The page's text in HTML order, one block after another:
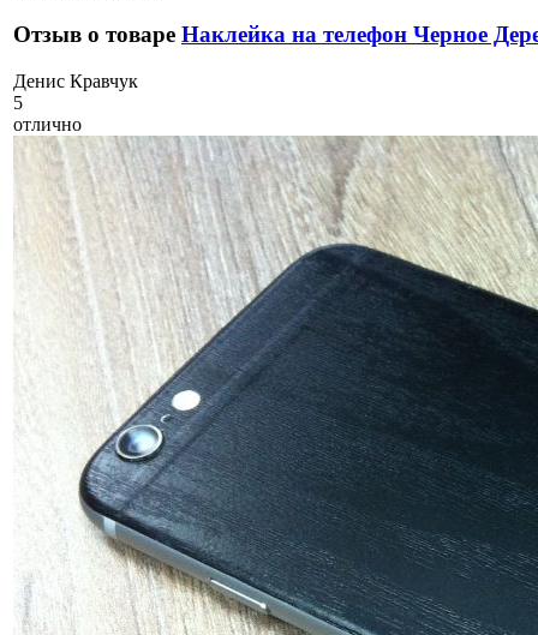
Отзыв о товаре Наклейка на телефон Черное
Денис Кравчук
5
отлично